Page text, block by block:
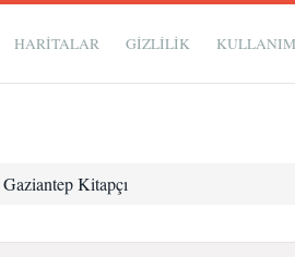
HARİTALAR GIZLILIK
Gaziantep Kitapçı